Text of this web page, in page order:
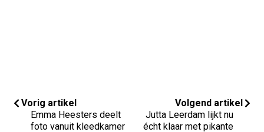
Vorig artikel
Emma Heesters deelt
foto vanuit kleedkamer
Volgend artikel
Jutta Leerdam lijkt nu
écht klaar met pikante